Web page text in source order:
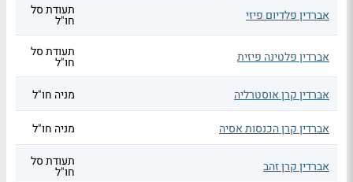
אברדין פלדיום פיזי תעודת סל
חו"ל
אברדין פלטינה פיזית תעודת סל
חו"ל
אברדין קרן אוסטרליה
מניה חו"ל
אברדין קרן הכנסות אסיה מניה חו"ל
אברדין קרן זהב תעודת סל
חו"ל